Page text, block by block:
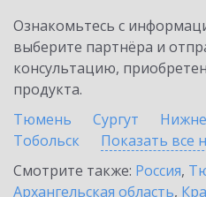
Ознакомьтесь с
выберите партнёра и
консультацию,
продукта.
Тюмень
Сургут
Тобольск
Показать все
Смотрите также: Россия,
Архангельская область,